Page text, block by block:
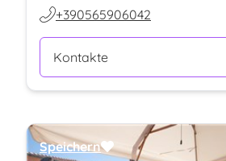
+390565906042
Kontakte
Speichern